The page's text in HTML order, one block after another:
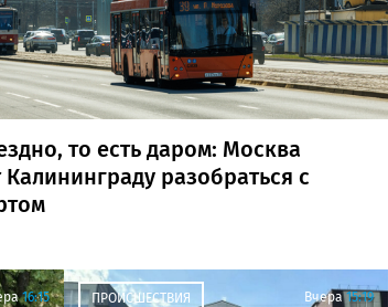
то есть даром: Москва
разобраться с
16:15 ПРОИСШЕСТВИЯ Вчера 15:19